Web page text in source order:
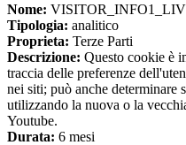
Nome:
Tipologia: analitico
Proprieta: Terze Parti
Descrizione: Questo cookie è
traccia delle preferenze
nei siti; può anche determinare
utilizzando la nuova o la
Youtube.
Durata: 6 mesi